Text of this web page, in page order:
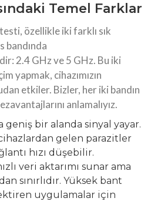
Temel Farklar
özellikle iki farklı sık
bandında
2.4 GHz ve 5 GHz. Bu iki
yapmak, cihazımızın
etkiler. Bizler, her iki bandın
anlamalıyız.
geniş bir alanda sinyal yayar.
gelen parazitler
hızı düşebilir.
veri aktarımı sunar ama
sınırlıdır. Yüksek bant
uygulamalar için